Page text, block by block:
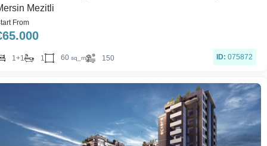
Mezitli
From
65.000
1+1 1 60 sq_m 150 ID: 075872